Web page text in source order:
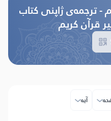
- ترجمه‌ى ژاپنی كتاب
قرآن کریم
آیه